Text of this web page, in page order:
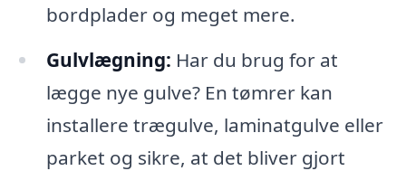
bordplader og meget mere.
Gulvlægning: Har du brug for at
lægge nye gulve? En tømrer kan
installere trægulve, laminatgulve eller
parket og sikre, at det bliver gjort